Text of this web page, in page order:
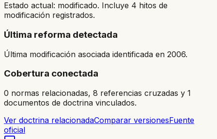
Estado actual: modificado. Incluye 4 hitos de
modificación registrados.
Última reforma detectada
Última modificación asociada identificada en 2006.
Cobertura conectada
0 normas relacionadas, 8 referencias cruzadas y 1
documentos de doctrina vinculados.
Ver doctrina relacionadaComparar versionesFuente
oficial